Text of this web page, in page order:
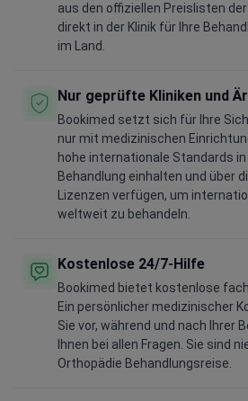
aus den offiziellen Preislisten der
direkt in der Klinik für Ihre
im Land.
Nur geprüfte Kliniken und
Bookimed setzt sich für Ihre
nur mit medizinischen
hohe internationale Standards
Behandlung einhalten und über
Lizenzen verfügen, um
weltweit zu behandeln.
Kostenlose 24/7-Hilfe
Bookimed bietet kostenlose
Ein persönlicher medizinischer
Sie vor, während und nach Ihrer
Ihnen bei allen Fragen. Sie sind
Orthopädie Behandlungsreise.